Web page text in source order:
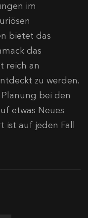
im
bietet das
das
reich an
zu werden.
bei den
etwas Neues
ist auf jeden Fall